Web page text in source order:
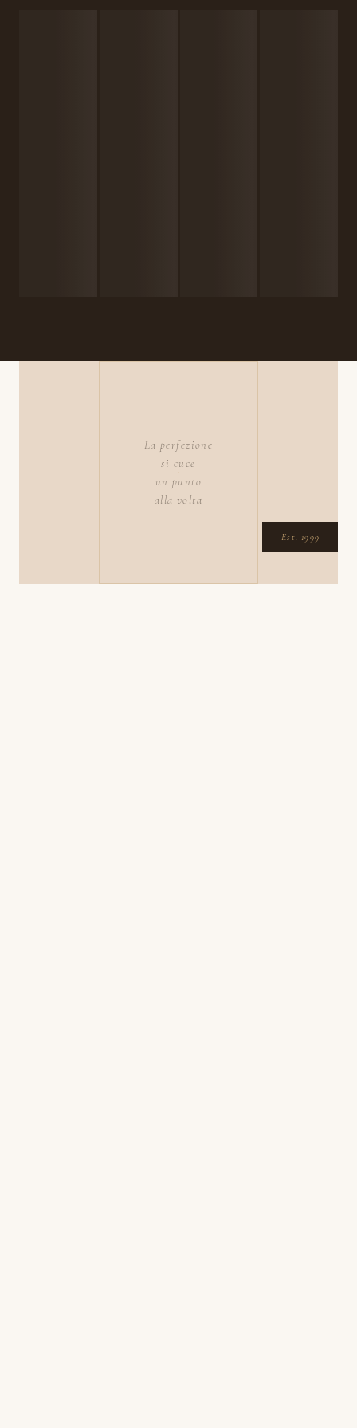
La perfezione
si cuce
un punto
alla volta
Est. 1999